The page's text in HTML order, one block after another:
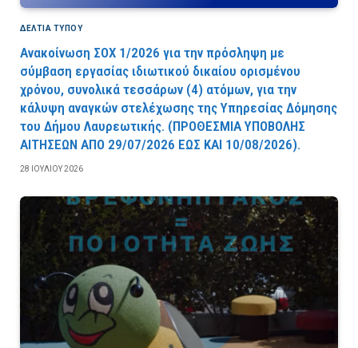
ΔΕΛΤΙΑ ΤΥΠΟΥ
Ανακοίνωση ΣΟΧ 1/2026 για την πρόσληψη με
σύμβαση εργασίας ιδιωτικού δικαίου ορισμένου
χρόνου, συνολικά τεσσάρων (4) ατόμων, για την
κάλυψη αναγκών στελέχωσης της Υπηρεσίας Δόμησης
του Δήμου Λαυρεωτικής. (ΠPOΘEΣMIA YΠOBOΛHΣ
AITHΣEΩN AΠO 29/07/2026 EΩΣ KAI 10/08/2026).
28 ΙΟΥΛΊΟΥ 2026